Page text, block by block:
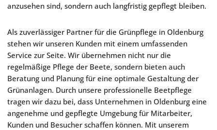
anzusehen sind, sondern auch langfristig gepflegt bleiben.
Als zuverlässiger Partner für die Grünpflege in Oldenburg
stehen wir unseren Kunden mit einem umfassenden
Service zur Seite. Wir übernehmen nicht nur die
regelmäßige Pflege der Beete, sondern bieten auch
Beratung und Planung für eine optimale Gestaltung der
Grünanlagen. Durch unsere professionelle Beetpflege
tragen wir dazu bei, dass Unternehmen in Oldenburg eine
angenehme und gepflegte Umgebung für Mitarbeiter,
Kunden und Besucher schaffen können. Mit unserem